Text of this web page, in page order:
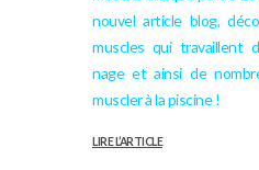
nouvel article blog,
muscles qui travaillent
nage et ainsi de
muscler à la piscine !
LIRE L’ARTICLE